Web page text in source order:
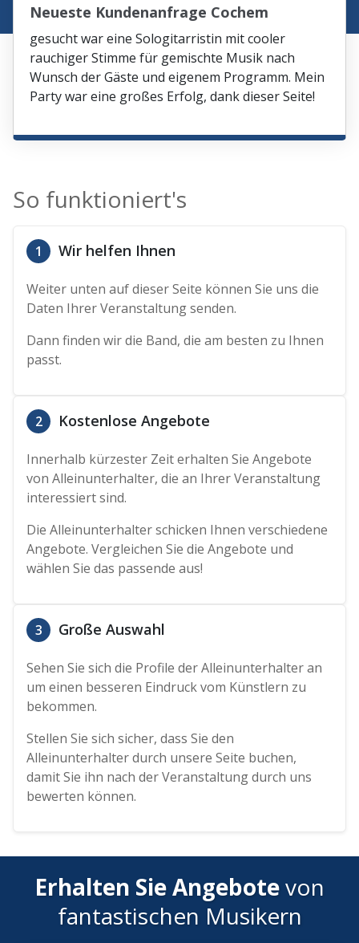
Neueste Kundenanfrage Cochem
gesucht war eine Sologitarristin mit cooler
rauchiger Stimme für gemischte Musik nach
Wunsch der Gäste und eigenem Programm. Mein
Party war eine großes Erfolg, dank dieser Seite!
So funktioniert's
1 Wir helfen Ihnen
Weiter unten auf dieser Seite können Sie uns die
Daten Ihrer Veranstaltung senden.
Dann finden wir die Band, die am besten zu Ihnen
passt.
2 Kostenlose Angebote
Innerhalb kürzester Zeit erhalten Sie Angebote
von Alleinunterhalter, die an Ihrer Veranstaltung
interessiert sind.
Die Alleinunterhalter schicken Ihnen verschiedene
Angebote. Vergleichen Sie die Angebote und
wählen Sie das passende aus!
3 Große Auswahl
Sehen Sie sich die Profile der Alleinunterhalter an
um einen besseren Eindruck vom Künstlern zu
bekommen.
Stellen Sie sich sicher, dass Sie den
Alleinunterhalter durch unsere Seite buchen,
damit Sie ihn nach der Veranstaltung durch uns
bewerten können.
Erhalten Sie Angebotevon
fantastischen Musikern